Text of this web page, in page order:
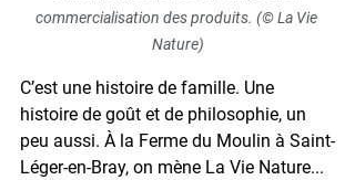
commercialisation des produits. (© La Vie
Nature)
C’est une histoire de famille. Une
histoire de goût et de philosophie, un
peu aussi. À la Ferme du Moulin à Saint-
Léger-en-Bray, on mène La Vie Nature...